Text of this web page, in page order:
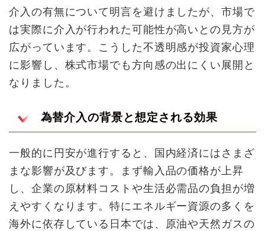
介入の有無について明言を避けましたが、市場で
は実際に介入が行われた可能性が高いとの見方が
広がっています。こうした不透明感が投資家心理
に影響し、株式市場でも方向感の出にくい展開と
なりました。
為替介入の背景と想定される効果
一般的に円安が進行すると、国内経済にはさまざ
まな影響が及びます。まず輸入品の価格が上昇
し、企業の原材料コストや生活必需品の負担が増
えやすくなります。特にエネルギー資源の多くを
海外に依存している日本では、原油や天然ガスの